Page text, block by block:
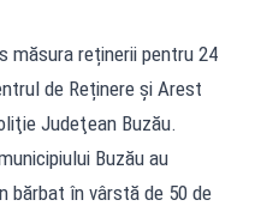
măsura reținerii pentru 24
de Reținere și Arest
Judeţean Buzău.
Buzău au
bărbat în vârstă de 50 de